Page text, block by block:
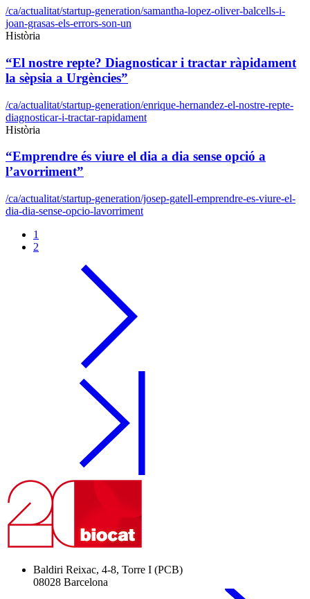
/ca/actualitat/startup-generation/samantha-lopez-oliver-balcells-i-
joan-grasas-els-errors-son-un
Història
“El nostre repte? Diagnosticar i tractar ràpidament
la sèpsia a Urgències”
/ca/actualitat/startup-generation/enrique-hernandez-el-nostre-repte-
diagnosticar-i-tractar-rapidament
Història
“Emprendre és viure el dia a dia sense opció a
l’avorriment”
/ca/actualitat/startup-generation/josep-gatell-emprendre-es-viure-el-
dia-dia-sense-opcio-lavorriment
1
2
Baldiri Reixac, 4-8, Torre I (PCB)
08028 Barcelona